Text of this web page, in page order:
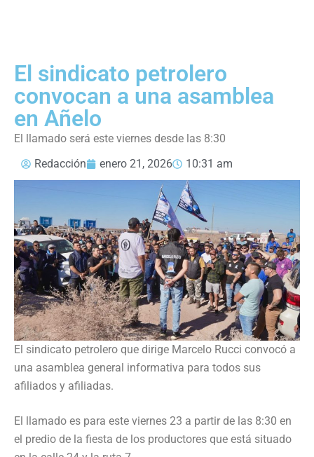
El sindicato petrolero
convocan a una asamblea
en Añelo
El llamado será este viernes desde las 8:30
Redacción
enero 21, 2026 10:31 am
El sindicato petrolero que dirige Marcelo Rucci convocó a
una asamblea general informativa para todos sus
afiliados y afiliadas.
El llamado es para este viernes 23 a partir de las 8:30 en
el predio de la fiesta de los productores que está situado